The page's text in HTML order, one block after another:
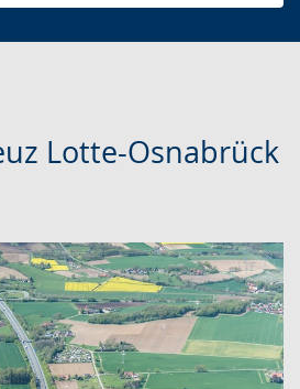
Lotte-Osnabrück